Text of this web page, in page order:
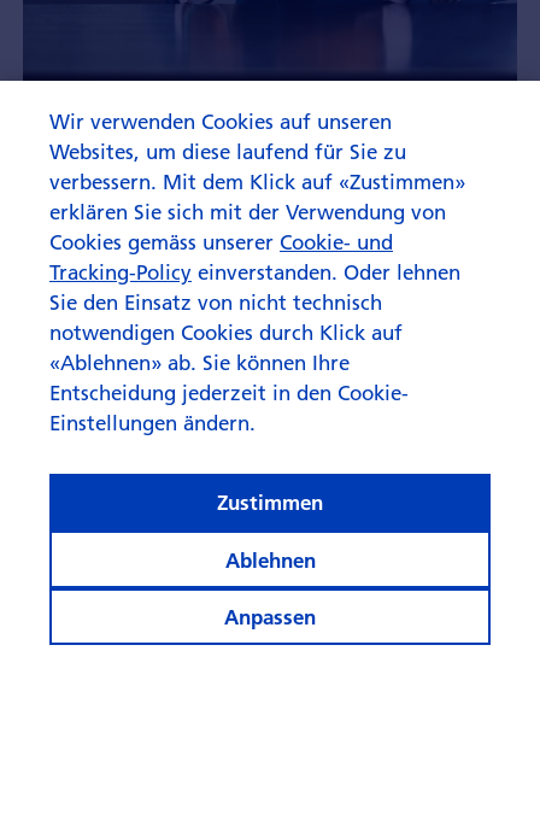
«Aktives Asset Management
schafft Mehrwert»
Wir verwenden Cookies auf unseren
Websites, um diese laufend für Sie zu
verbessern. Mit dem Klick auf «Zustimmen»
erklären Sie sich mit der Verwendung von
Cookies gemäss unserer Cookie- und
Tracking-Policy einverstanden. Oder lehnen
Sie den Einsatz von nicht technisch
notwendigen Cookies durch Klick auf
«Ablehnen» ab. Sie können Ihre
Entscheidung jederzeit in den Cookie-
Einstellungen ändern.
Anpassen
Ablehnen
Zustimmen